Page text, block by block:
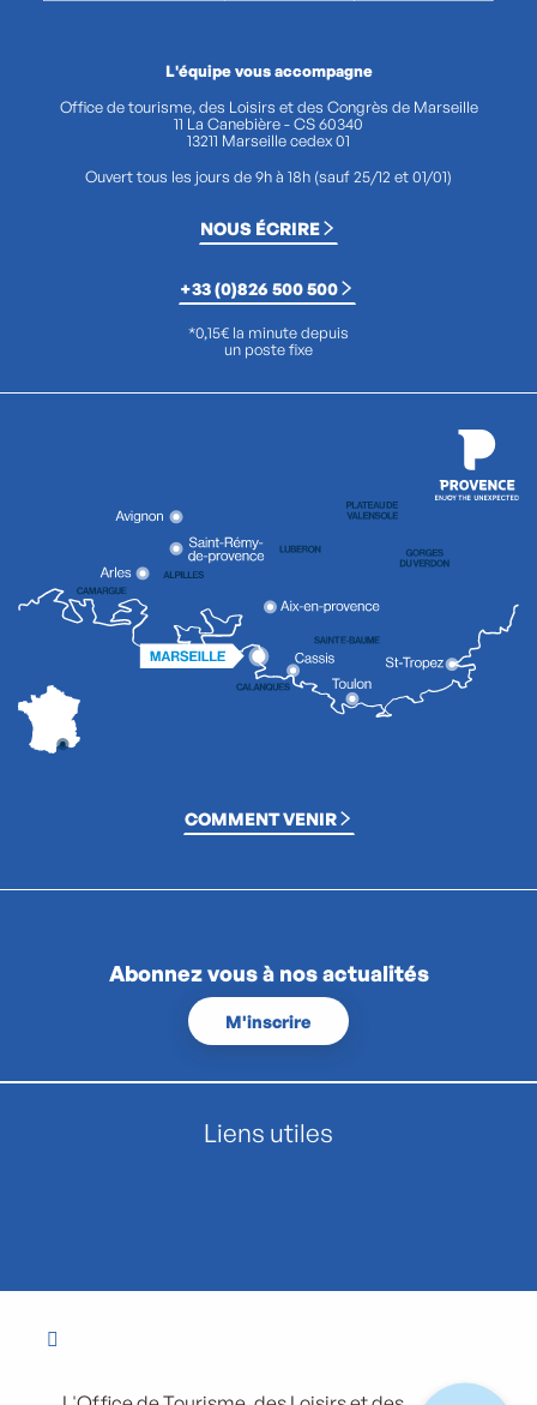
L'équipe vous accompagne
Office de tourisme, des Loisirs et des Congrès de Marseille
11 La Canebière - CS 60340
13211 Marseille cedex 01
Ouvert tous les jours de 9h à 18h (sauf 25/12 et 01/01)
NOUS ÉCRIRE
+33 (0)826 500 500
*0,15€ la minute depuis
un poste fixe
COMMENT VENIR
Abonnez vous à nos actualités
M'inscrire
Liens utiles